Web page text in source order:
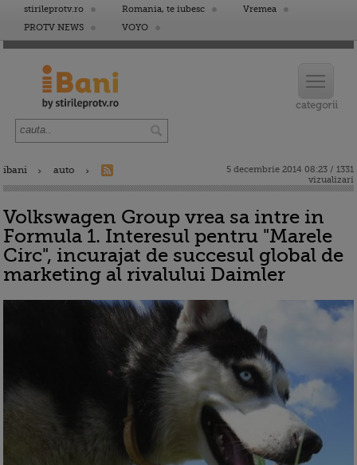
stirileprotv.ro Romania, te iubesc
Vremea
PROTV NEWS
VOYO
ibani auto
5 decembrie 2014 08:23 / 1331
vizualizari
Volkswagen Group vrea sa intre in
Formula 1. Interesul pentru "Marele
Circ", incurajat de succesul global de
marketing al rivalului Daimler